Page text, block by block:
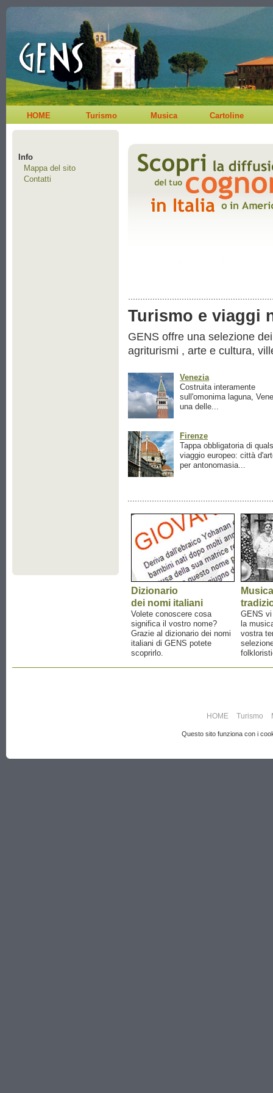
HOME Turismo Musica Cartoline
Info
Mappa del sito
Contatti
Turismo e viaggi
GENS offre una selezione
agriturismi , arte e cultura,
Venezia
Costruita interamente
sull'omonima laguna,
una delle...
Firenze
Tappa obbligatoria di
viaggio europeo: città
per antonomasia...
Dizionario
dei nomi italiani
Volete conoscere cosa
significa il vostro nome?
Grazie al dizionario dei nomi
italiani di GENS potete
scoprirlo.
Musica
GENS
la
vostra
HOME Turismo
Questo sito funziona con i